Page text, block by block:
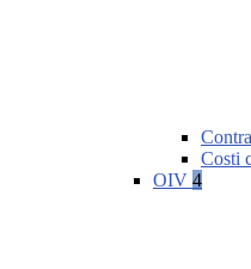
Costi
OIV 4